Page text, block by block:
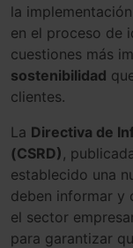
la
en el proceso de
cuestiones más
sostenibilidad
clientes.
La Directiva de
(CSRD) ,
establecido una
deben informar y
el sector
para garantizar